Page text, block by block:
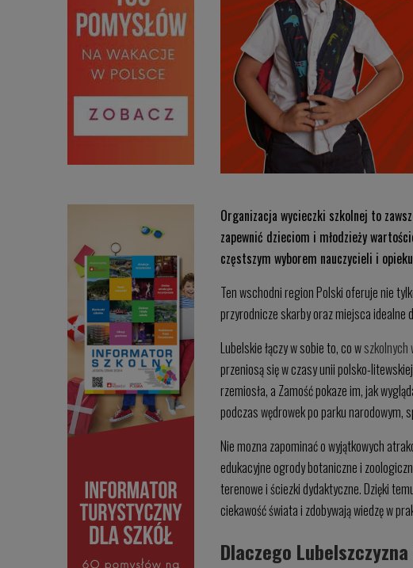
Organizacja wycieczki szkolnej to
zapewnić dzieciom i młodzieży
częstszym wyborem nauczycieli i
Ten wschodni region Polski oferuje nie
przyrodnicze skarby oraz miejsca idealne
Lubelskie łączy w sobie to, co wszkolnych
przeniosą się w czasy unii polsko-
rzemiosła, a Zamość pokaze im, jak
podczas wędrowek po parku narodowym,
Nie mozna zapominać o wyjątkowych
edukacyjne ogrody botaniczne i
terenowe i ściezki dydaktyczne. Dzięki
ciekawość świata i zdobywają wiedzę w
Dlaczego